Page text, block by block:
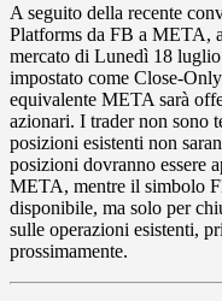
A seguito della recente
Platforms da FB a META,
mercato di Lunedì 18
impostato come Close-
equivalente META sarà
azionari. I trader non sono
posizioni esistenti non
posizioni dovranno essere
META, mentre il simbolo
disponibile, ma solo per
sulle operazioni esistenti,
prossimamente.